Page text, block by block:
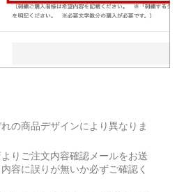
の商品デザインにより異なりま
りご注文内容確認メールをお送
容に誤りが無いか必ずご確認く